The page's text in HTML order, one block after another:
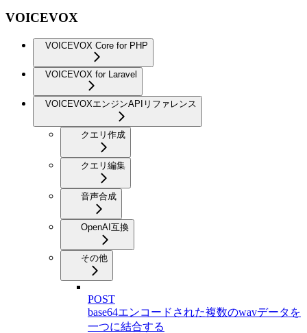
VOICEVOX
VOICEVOX Core for PHP
VOICEVOX for Laravel
VOICEVOXエンジンAPIリファレンス
クエリ作成
クエリ編集
音声合成
OpenAI互換
その他
POST
base64エンコードされた複数のwavデータを
一つに結合する